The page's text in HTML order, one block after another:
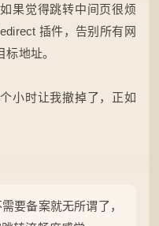
果觉得跳转中间页很烦
插件，告别所有网
地址。
小时让我撤掉了，正如
要备案就无所谓了，